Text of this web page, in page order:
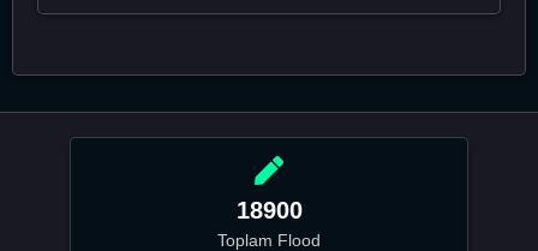
18900
Toplam Flood